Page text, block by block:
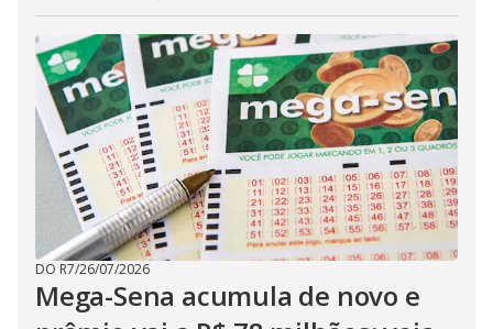
DO R7/26/07/2026
Mega-Sena acumula de novo e